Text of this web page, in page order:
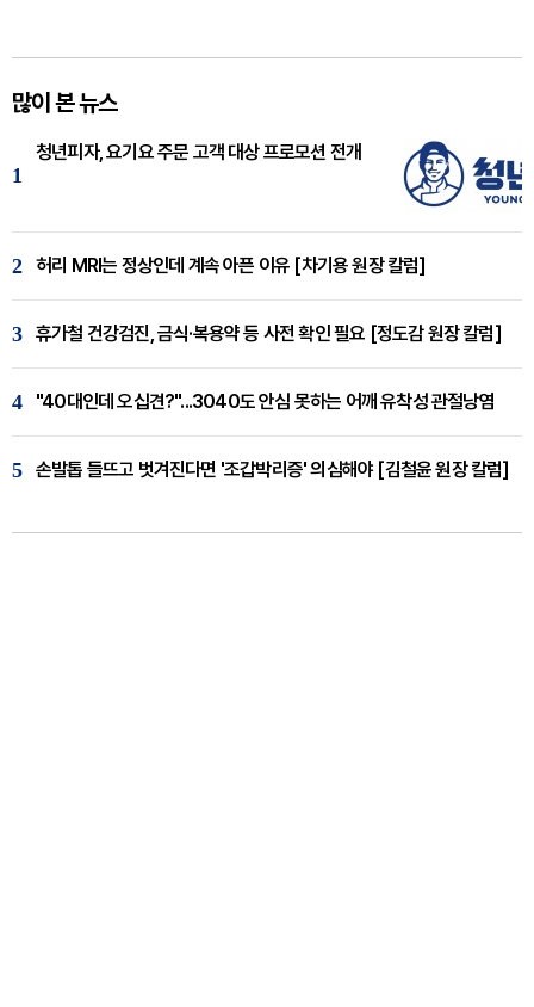
많이 본 뉴스
1
청년피자, 요기요 주문 고객 대상 프로모션 전개
2 허리 MRI는 정상인데 계속 아픈 이유 [차기용 원장 칼럼]
3 휴가철 건강검진, 금식·복용약 등 사전 확인 필요 [정도감 원장 칼럼]
4 "40대인데 오십견?"...3040도 안심 못하는 어깨 유착성 관절낭염
5 손발톱 들뜨고 벗겨진다면 '조갑박리증' 의심해야 [김철윤 원장 칼럼]